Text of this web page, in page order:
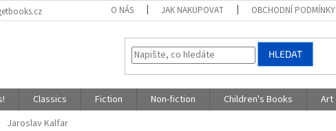
O NÁS JAK NAKUPOVAT OBCHODNÍ PODMÍNKY
HLEDAT
Classics Fiction Non-fiction Children's Books Art
Jaroslav Kalfar